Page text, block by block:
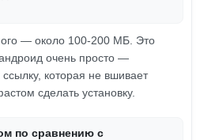
— около 100-200 МБ. Это
очень просто —
которая не вшивает
сделать установку.
по сравнению с